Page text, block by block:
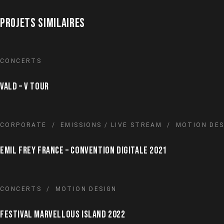
PROJETS SIMILAIRES
CONCERTS
VALD – V TOUR
CORPORATE EMISSIONS / LIVE STREAM MOTION
EMIL FREY FRANCE – CONVENTION DIGITALE 2021
CONCERTS MOTION DESIGN
FESTIVAL MARVELLOUS ISLAND 2022